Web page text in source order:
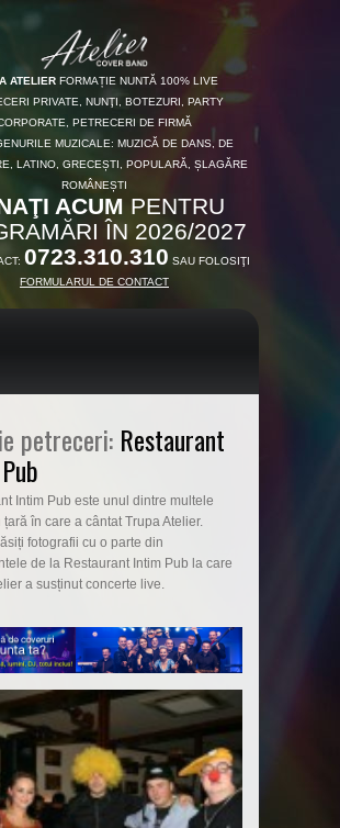
ATELIER FORMAȚIE NUNTĂ 100% LIVE
PRIVATE, NUNŢI, BOTEZURI, PARTY
PETRECERI DE FIRMĂ
MUZICALE: MUZICĂ DE DANS, DE
LATINO, GRECEȘTI, POPULARĂ, ȘLAGĂRE
ROMÂNEȘTI
ACUM PENTRU
ÎN 2026/2027
0723.310.310 SAU FOLOSIŢI
FORMULARUL DE CONTACT
petreceri: Restaurant
Intim Pub este unul dintre multele
în care a cântat Trupa Atelier.
fotografii cu o parte din
de la Restaurant Intim Pub la care
a susținut concerte live.